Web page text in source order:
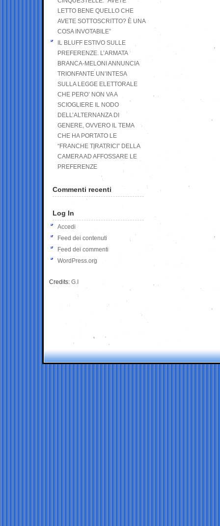
LETTO BENE QUELLO CHE
AVETE SOTTOSCRITTO? È UNA
COSA INVOTABILE”
IL BLUFF ESTIVO SULLE
PREFERENZE. L’ARMATA
BRANCA-MELONI ANNUNCIA
TRIONFANTE UN’INTESA
SULLA LEGGE ELETTORALE
CHE PERO’ NON VA A
SCIOGLIERE IL NODO
DELL’ALTERNANZA DI
GENERE, OVVERO IL TEMA
CHE HA PORTATO LE
“FRANCHE TIRATRICI” DELLA
CAMERA AD AFFOSSARE LE
PREFERENZE
Commenti recenti
Log In
Accedi
Feed dei contenuti
Feed dei commenti
WordPress.org
Credits: G.I